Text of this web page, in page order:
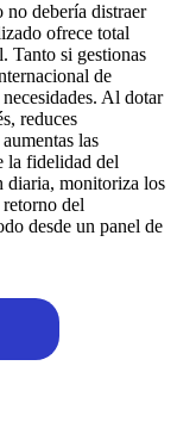
debería distraer
ofrece total
Tanto si gestionas
de
Al dotar
reduces
las
la fidelidad del
diaria, monitoriza los
del
desde un panel de